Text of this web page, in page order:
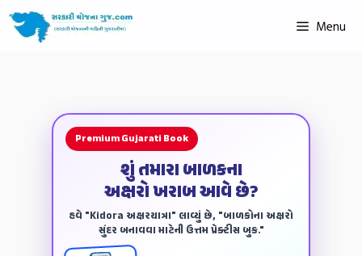
Menu
Premium Gujarati Book
શું તમારા બાળકના
અક્ષરો ખરાબ આવે છે?
હવે "Kidora અક્ષરયાત્રા" લાવ્યું છે, "બાળકોના અક્ષરો
સુંદર બનાવવા માટેની ઉત્તમ પ્રેક્ટીસ બુક."